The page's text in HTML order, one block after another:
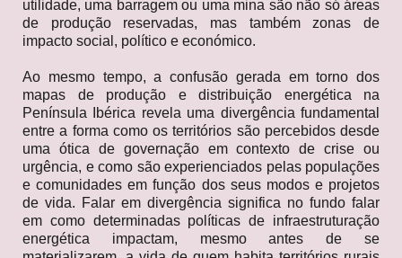
utilidade, uma barragem ou uma mina são não só áreas
de produção reservadas, mas também zonas de
impacto social, político e económico.
Ao mesmo tempo, a confusão gerada em torno dos
mapas de produção e distribuição energética na
Península Ibérica revela uma divergência fundamental
entre a forma como os territórios são percebidos desde
uma ótica de governação em contexto de crise ou
urgência, e como são experienciados pelas populações
e comunidades em função dos seus modos e projetos
de vida. Falar em divergência significa no fundo falar
em como determinadas políticas de infraestruturação
energética impactam, mesmo antes de se